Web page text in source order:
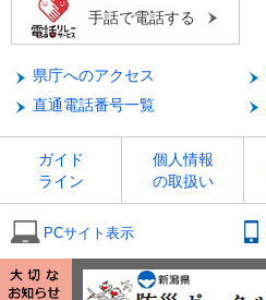
手話で電話する
県庁へのアクセス
直通電話番号一覧
ガイド
ライン
個人情報
の取扱い
PCサイト表示